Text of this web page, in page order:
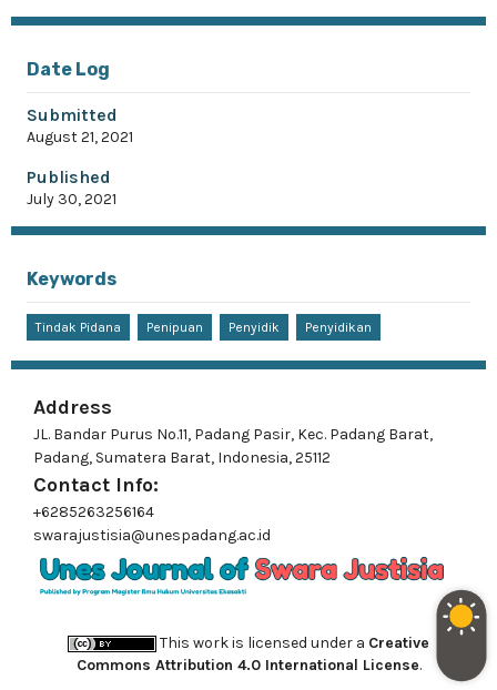
Date Log
Submitted
August 21, 2021
Published
July 30, 2021
Keywords
Tindak Pidana Penipuan Penyidik Penyidikan
Address
JL. Bandar Purus No.11, Padang Pasir, Kec. Padang Barat,
Padang, Sumatera Barat, Indonesia, 25112
Contact Info:
+6285263256164
swarajustisia@unespadang.ac.id
This work is licensed under a Creative
Commons Attribution 4.0 International License.